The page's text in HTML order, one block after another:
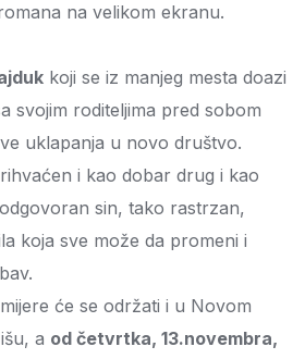
na velikom ekranu.
koji se iz manjeg mesta doazi
svojim roditeljima pred sobom
uklapanja u novo društvo.
i kao dobar drug i kao
sin, tako rastrzan,
koja sve može da promeni i
će se održati i u Novom
a od četvrtka, 13.novembra,